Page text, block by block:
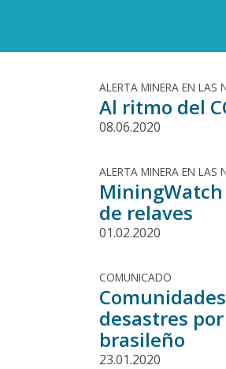
ALERTA MINERA EN LAS
Al ritmo del
08.06.2020
ALERTA MINERA EN LAS
de relaves
01.02.2020
COMUNICADO
desastres
brasileño
23.01.2020